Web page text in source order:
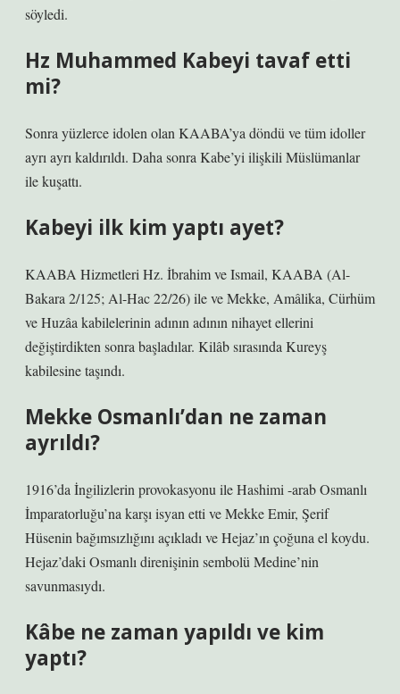
söyledi.
Hz Muhammed Kabeyi tavaf etti
mi?
Sonra yüzlerce idolen olan KAABA’ya döndü ve tüm idoller
ayrı ayrı kaldırıldı. Daha sonra Kabe’yi ilişkili Müslümanlar
ile kuşattı.
Kabeyi ilk kim yaptı ayet?
KAABA Hizmetleri Hz. İbrahim ve Ismail, KAABA (Al-
Bakara 2/125; Al-Hac 22/26) ile ve Mekke, Amâlika, Cürhüm
ve Huzâa kabilelerinin adının adının nihayet ellerini
değiştirdikten sonra başladılar. Kilâb sırasında Kureyş
kabilesine taşındı.
Mekke Osmanlı’dan ne zaman
ayrıldı?
1916’da İngilizlerin provokasyonu ile Hashimi -arab Osmanlı
İmparatorluğu’na karşı isyan etti ve Mekke Emir, Şerif
Hüsenin bağımsızlığını açıkladı ve Hejaz’ın çoğuna el koydu.
Hejaz’daki Osmanlı direnişinin sembolü Medine’nin
savunmasıydı.
Kâbe ne zaman yapıldı ve kim
yaptı?